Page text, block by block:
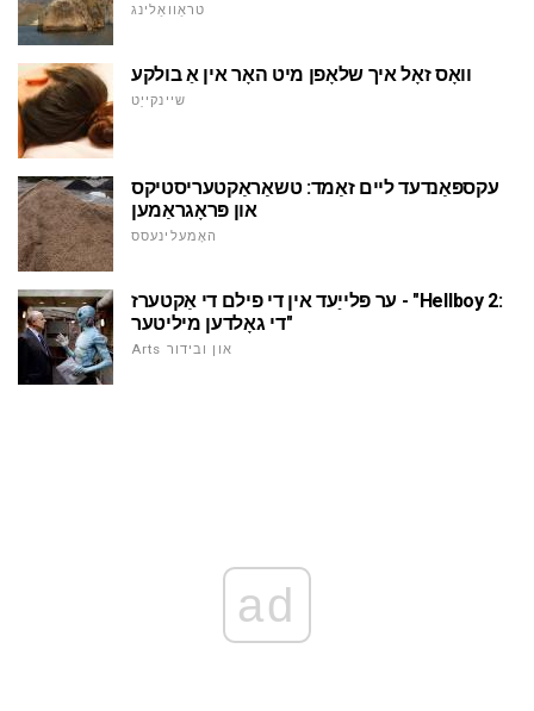
טראַוואַלינג
וואָס זאָל איך שלאָפן מיט האָר אין אַ בולקע
שיינקייַט
עקספּאַנדעד ליים זאַמד: טשאַראַקטעריסטיקס
און פּראָגראַמען
האָמעלינעסס
ער פּלייַעד אין די פילם די אַקטערז - "Hellboy 2:
די גאָלדען מיליטער"
Arts און ובידור
ad